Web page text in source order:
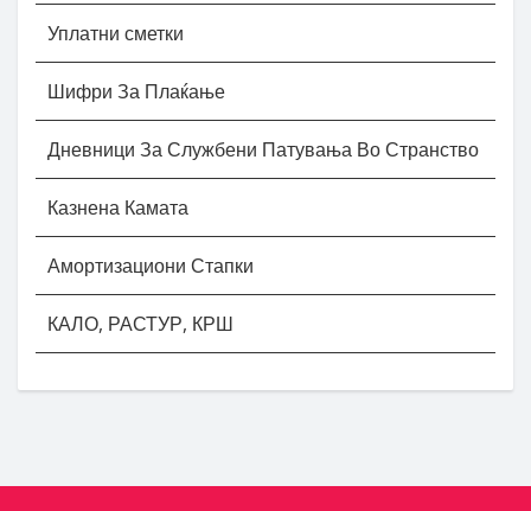
Уплатни сметки
Шифри За Плаќање
Дневници За Службени Патувања Во Странство
Казнена Камата
Амортизациони Стапки
КАЛО, РАСТУР, КРШ